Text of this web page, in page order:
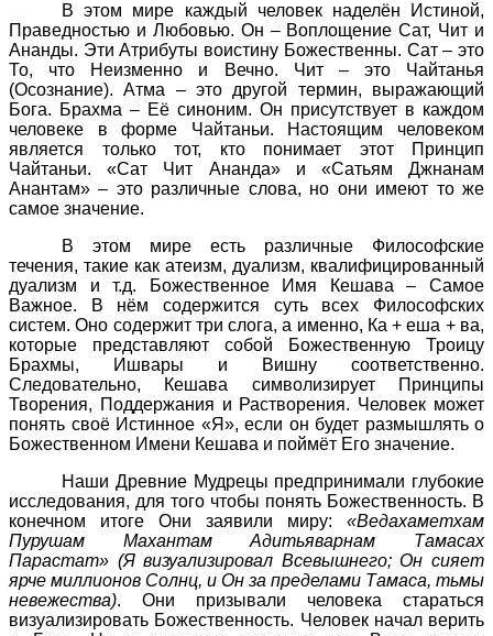
В этом мире каждый человек наделён Истиной,
Праведностью и Любовью. Он – Воплощение Сат, Чит и
Ананды. Эти Атрибуты воистину Божественны. Сат – это
То, что Неизменно и Вечно. Чит – это Чайтанья
(Осознание). Атма – это другой термин, выражающий
Бога. Брахма – Её синоним. Он присутствует в каждом
человеке в форме Чайтаньи. Настоящим человеком
является только тот, кто понимает этот Принцип
Чайтаньи. «Сат Чит Ананда» и «Сатьям Джнанам
Анантам» – это различные слова, но они имеют то же
самое значение.
В этом мире есть различные Философские
течения, такие как атеизм, дуализм, квалифицированный
дуализм и т.д. Божественное Имя Кешава – Самое
Важное. В нём содержится суть всех Философских
систем. Оно содержит три слога, а именно, Ка + еша + ва,
которые представляют собой Божественную Троицу
Брахмы, Ишвары и Вишну соответственно.
Следовательно, Кешава символизирует Принципы
Творения, Поддержания и Растворения. Человек может
понять своё Истинное «Я», если он будет размышлять о
Божественном Имени Кешава и поймёт Его значение.
Наши Древние Мудрецы предпринимали глубокие
исследования, для того чтобы понять Божественность. В
конечном итоге Они заявили миру: «Ведахаметхам
Пурушам Махантам Адитьяварнам Тамасах
Парастат» (Я визуализировал Всевышнего; Он сияет
ярче миллионов Солнц, и Он за пределами Тамаса, тьмы
невежества). Они призывали человека стараться
визуализировать Божественность. Человек начал верить